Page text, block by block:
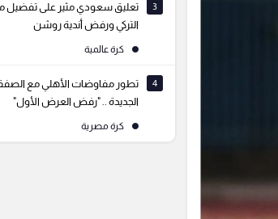
3
تعليق سعودي مثير على تفضيل
التركي ورفض أندية روشن
كرة عالمية
4
تطور مفاوضات الأهلي مع
الجديدة .. "رفض العرض الأول"
كرة مصرية